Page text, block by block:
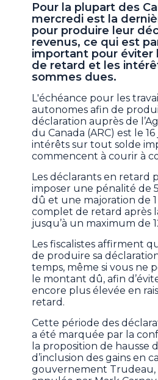
Pour la plupart des
mercredi est la
pour produire leur
revenus, ce qui est
important pour éviter
de retard et les
sommes dues.
L'échéance pour les
autonomes afin de
déclaration auprès de
du Canada (ARC) est le
intérêts sur tout solde
commencent à courir à
Les déclarants en retard
imposer une pénalité de
dû et une majoration de 1
complet de retard après
jusqu’à un maximum de
Les fiscalistes affirment
de produire sa
temps, même si vous ne
le montant dû, afin
encore plus élevée en
retard.
Cette période des
a été marquée par la
la proposition de hausse
d’inclusion des gains en
gouvernement Trudeau,